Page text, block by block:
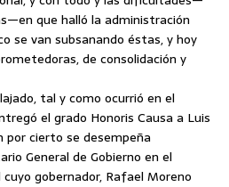
que halló la administración
se van subsanando éstas, y hoy
de consolidación y
tal y como ocurrió en el
el grado Honoris Causa a Luis
por cierto se desempeña
General de Gobierno en el
gobernador, Rafael Moreno